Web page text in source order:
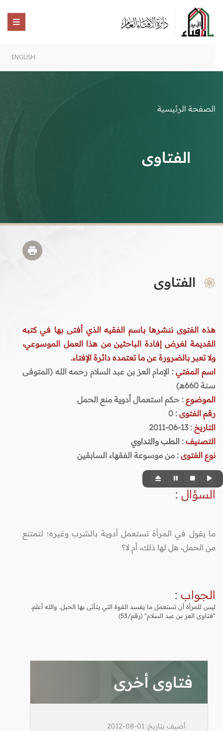
ENGLISH
الصفحة الرئيسية
الفتاوى
الفتاوى
هذه الفتوى ننشرها باسم الفقيه الذي أفتى بها في كتبه
القديمة لغرض إفادة الباحثين من هذا العمل الموسوعي،
ولا تعبر بالضرورة عن ما تعتمده دائرة الإفتاء.
اسم المفتي: الإمام العز بن عبد السلام رحمه الله (المتوفى
سنة 660هـ)
الموضوع : حكم استعمال أدوية منع الحمل
رقم الفتوى :
0
التاريخ : 13-06-2011
التصنيف : الطب والتداوي
نوع الفتوى : من موسوعة الفقهاء السابقين
السؤال :
ما يقول في المرأة تستعمل أدوية بالشرب وغيره؛ لتمتنع
من الحمل، هل لها ذلك، أم لا؟
الجواب :
ليس للمرأة أن تستعمل ما يفسد القوة التي يتأتى بها الحبل. والله أعلم.
"فتاوى العز بن عبد السلام" (رقم/53)
فتاوى أخرى
أضيف بتاريخ: 01-08-2012